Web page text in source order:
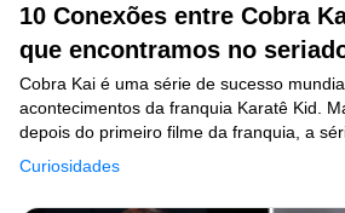
10 Conexões entre Cobra
que encontramos no
Curiosidades
Cobra Kai é uma série de sucesso
acontecimentos da franquia Karatê Kid.
depois do primeiro filme da franquia, a
que fez muito sucesso aqui no Brasil,
sido considerados “clássicos da sessão
sequência na história dos personagens